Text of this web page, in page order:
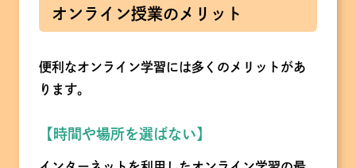
オンライン授業のメリット
便利なオンライン学習には多くのメリットがあ
ります。
【時間や場所を選ばない】